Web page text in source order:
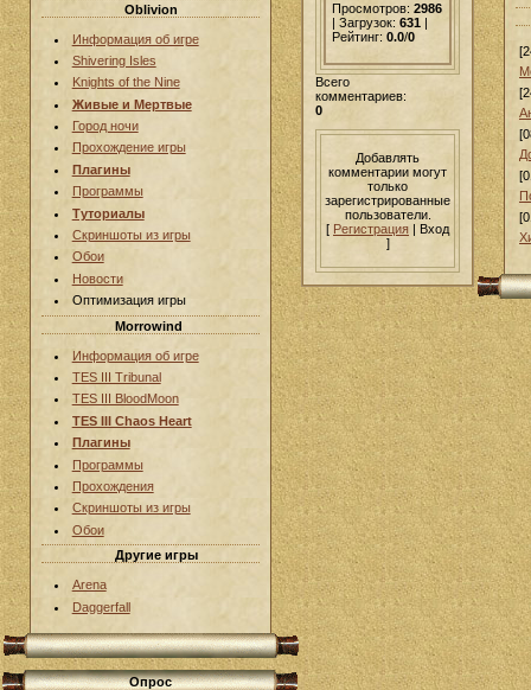
Oblivion
Информация об игре
Shivering Isles
Knights of the Nine
Живые и Мертвые
Город ночи
Прохождение игры
Плагины
Программы
Туториалы
Скриншоты из игры
Обои
Новости
Оптимизация игры
Morrowind
Информация об игре
TES III Tribunal
TES III BloodMoon
TES III Chaos Heart
Плагины
Программы
Прохождения
Скриншоты из игры
Обои
Другие игры
Arena
Daggerfall
Опрос
Просмотров: 2986
| Загрузок: 631
Рейтинг: 0.0/0
Всего
комментариев:
0
Добавлять
комментарии могут
только
зарегистрированные
пользователи.
[ Регистрация | Вход
]